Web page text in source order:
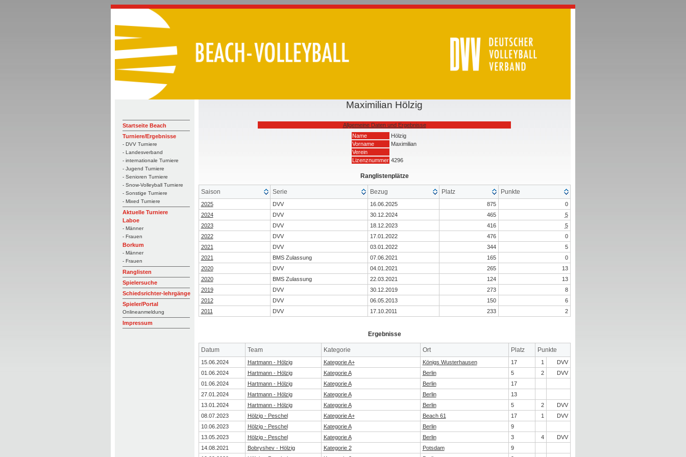
Startseite Beach
Turniere/Ergebnisse
- DVV Turniere
- Landesverband
- internationale Turniere
- Jugend Turniere
- Senioren Turniere
- Snow-Volleyball Turniere
- Sonstige Turniere
- Mixed Turniere
Aktuelle Turniere
Laboe
- Männer
- Frauen
Borkum
- Männer
- Frauen
Ranglisten
Spielersuche
Schiedsrichter-lehrgänge
Spieler/Portal
Onlineanmeldung
Impressum
Maximilian Hölzig
Allgemeine Daten und Ergebnisse
Name
Hölzig
Vorname
Maximilian
Verein
Lizenznummer 4296
Ranglistenplätze
Saison Serie Bezug Platz Punkte
2025 DVV 16.06.2025 875
0
2024
DVV 30.12.2024 465
5
2023
DVV 18.12.2023 416
5
2022
DVV 17.01.2022 476
0
2021
DVV 03.01.2022 344
5
2021
BMS Zulassung 07.06.2021 165
0
2020
DVV 04.01.2021 265
13
2020
BMS Zulassung 22.03.2021 124
13
2019
DVV 30.12.2019 273
8
2012
DVV 06.05.2013 150
6
2011
DVV 17.10.2011 233 2
Ergebnisse
Datum Team Kategorie Ort Platz Punkte
15.06.2024 Hartmann - Hölzig Kategorie A+ Königs Wusterhausen 17 1
DVV
01.06.2024
Hartmann - Hölzig Kategorie A Berlin 5 2
DVV
01.06.2024
Hartmann - Hölzig Kategorie A Berlin
17
27.01.2024
Hartmann - Hölzig Kategorie A Berlin
13
13.01.2024
Hartmann - Hölzig Kategorie A Berlin 5 2
DVV
08.07.2023
Hölzig - Peschel Kategorie A+ Beach 61 17 1
DVV
10.06.2023
Hölzig - Peschel Kategorie A Berlin
9
13.05.2023
Hölzig - Peschel Kategorie A Berlin 3 4
DVV
14.08.2021
Bobryshev - Hölzig Kategorie 2 Potsdam
9